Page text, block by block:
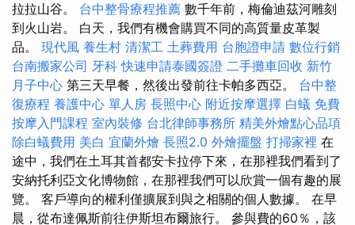
拉拉山谷。 台中整骨療程推薦 數千年前，梅倫迪茲河雕刻
到火山岩。 白天，我們有機會購買不同的高質量皮革製
品。 現代風 養生村 清潔工 土葬費用 台胞證申請 數位行銷
台南搬家公司 牙科 快速申請泰國簽證 二手攤車回收 新竹
月子中心 第三天早餐，然後出發前往卡帕多西亞。 台中整
復療程 養護中心 單人房 長照中心 附近按摩選擇 白蟻 免費
按摩入門課程 室內裝修 台北律師事務所 精美外燴點心品項
除白蟻費用 美白 宜蘭外燴 長照2.0 外燴擺盤 打掃家裡 在
途中，我們在土耳其首都安卡拉停下來，在那裡我們看到了
安納托利亞文化博物館，在那裡我們可以欣賞一個有趣的展
覽。 客戶導向的權利僅擴展到與之相關的個人數據。 在早
晨，從布達佩斯前往伊斯坦布爾旅行。 參與費的60％，該